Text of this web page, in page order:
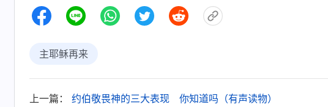
们，使我们得着主末世的救恩，这是主向我们指示的寻找主
神末世发表话语作审判工作时，我们要效法聪明童女，虚心
是不是神的声音，这样才能迎接到主，有机会在灾前被神洁
苏醒、李奇等人互相对视，纷纷说道：“感谢主！现在我
主耶稣再来
上一篇： 约伯敬畏神的三大表现 你知道吗（有声读物）